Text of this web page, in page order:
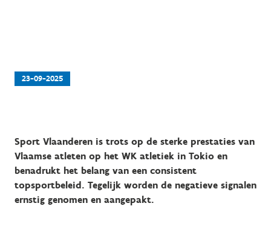
23-09-2025
Sport Vlaanderen is trots op de sterke prestaties van
Vlaamse atleten op het WK atletiek in Tokio en
benadrukt het belang van een consistent
topsportbeleid. Tegelijk worden de negatieve signalen
ernstig genomen en aangepakt.